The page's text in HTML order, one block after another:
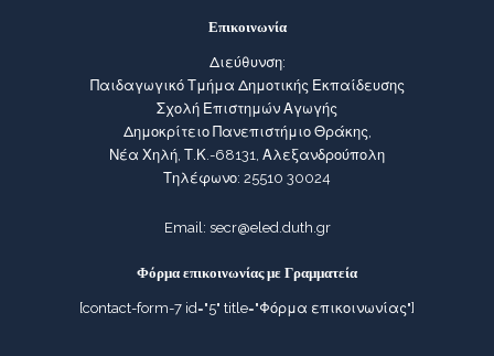
Επικοινωνία
Διεύθυνση:
Παιδαγωγικό Τμήμα Δημοτικής Εκπαίδευσης
Σχολή Επιστημών Αγωγής
Δημοκρίτειο Πανεπιστήμιο Θράκης,
Νέα Χηλή, Τ.Κ.-68131, Αλεξανδρούπολη
Τηλέφωνο: 25510 30024
Email: secr@eled.duth.gr
Φόρμα επικοινωνίας με Γραμματεία
[contact-form-7 id="5" title="Φόρμα επικοινωνίας"]